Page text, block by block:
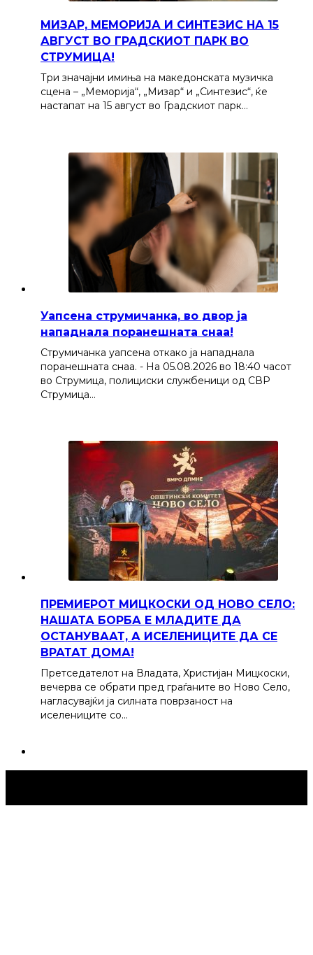
МИЗАР, МЕМОРИЈА И СИНТЕЗИС НА 15
АВГУСТ ВО ГРАДСКИОТ ПАРК ВО
СТРУМИЦА!
Три значајни имиња на македонската музичка
сцена – „Меморија“, „Мизар“ и „Синтезис“, ќе
настапат на 15 август во Градскиот парк…
Уапсена струмичанка, во двор ја
нападнала поранешната снаа!
Струмичанка уапсена откако ја нападнала
поранешната снаа. - На 05.08.2026 во 18:40 часот
во Струмица, полициски службеници од СВР
Струмица…
ПРЕМИЕРОТ МИЦКОСКИ ОД НОВО СЕЛО:
НАШАТА БОРБА Е МЛАДИТЕ ДА
ОСТАНУВААТ, А ИСЕЛЕНИЦИТЕ ДА СЕ
ВРАТАТ ДОМА!
Претседателот на Владата, Христијан Мицкоски,
вечерва се обрати пред граѓаните во Ново Село,
нагласувајќи ја силната поврзаност на
иселениците со…